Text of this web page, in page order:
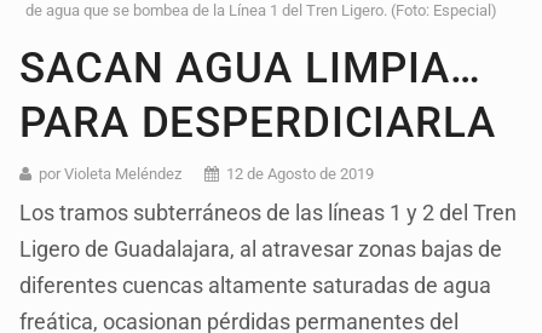
de agua que se bombea de la Línea 1 del Tren Ligero. (Foto: Especial)
SACAN AGUA LIMPIA…
PARA DESPERDICIARLA
por Violeta Meléndez 12 de Agosto de 2019
Los tramos subterráneos de las líneas 1 y 2 del Tren
Ligero de Guadalajara, al atravesar zonas bajas de
diferentes cuencas altamente saturadas de agua
freática, ocasionan pérdidas permanentes del